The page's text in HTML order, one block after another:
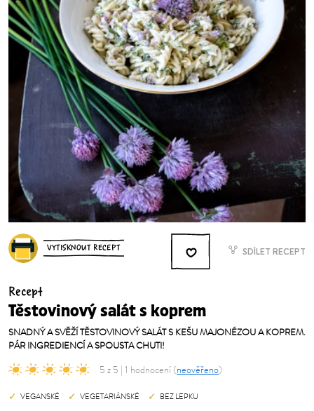
VYTISKNOUT RECEPT SDÍLET RECEPT
Recept
Těstovinový salát s koprem
SNADNÝ A SVĚŽÍ TĚSTOVINOVÝ SALÁT S KEŠU MAJONÉZOU A KOPREM.
PÁR INGREDIENCÍ A SPOUSTA CHUTI!
5 z 5 | 1 hodnocení (neověřeno)
VEGANSKÉ VEGETARIÁNSKÉ BEZ LEPKU